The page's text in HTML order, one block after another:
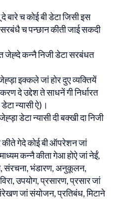
बारे च कोई बी डेटा जिसी इस
च पन्छान कीती जाई सकदी
जेह्दे कन्नै निजी डेटा सरबंधत
इक्कले जां होर दुए व्यक्तियें
दे उद्देश ते साधनें गी निर्धारत
न्यासी ऐ)।
जेह्ड़ा डेटा न्यासी दी बक्खी दा निजी
कीते गेदे कोई बी ऑपरेशन जां
कन्नै कीता गेआ होऐ जां नेईं,
संरचना, भंडारण, अनुकूलन,
उपयोग, प्रसारण, प्रसार जां
जां संयोजन, प्रतिबंध, मिटाने